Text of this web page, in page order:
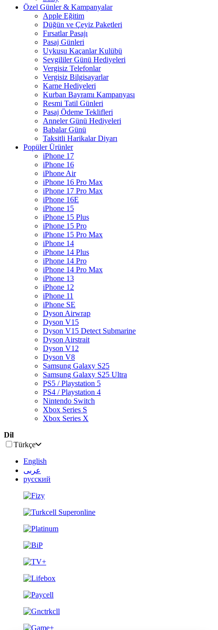
Özel Günler & Kampanyalar
Apple Eğitim
Düğün ve Çeyiz Paketleri
Fırsatlar Pasajı
Pasaj Günleri
Uykusu Kaçanlar Kulübü
Sevgililer Günü Hediyeleri
Vergisiz Telefonlar
Vergisiz Bilgisayarlar
Karne Hediyeleri
Kurban Bayramı Kampanyası
Resmi Tatil Günleri
Pasaj Ödeme Teklifleri
Anneler Günü Hediyeleri
Babalar Günü
Taksitli Harikalar Diyarı
Popüler Ürünler
iPhone 17
iPhone 16
iPhone Air
iPhone 16 Pro Max
iPhone 17 Pro Max
iPhone 16E
iPhone 15
iPhone 15 Plus
iPhone 15 Pro
iPhone 15 Pro Max
iPhone 14
iPhone 14 Plus
iPhone 14 Pro
iPhone 14 Pro Max
iPhone 13
iPhone 12
iPhone 11
iPhone SE
Dyson Airwrap
Dyson V15
Dyson V15 Detect Submarine
Dyson Airstrait
Dyson V12
Dyson V8
Samsung Galaxy S25
Samsung Galaxy S25 Ultra
PS5 / Playstation 5
PS4 / Playstation 4
Nintendo Switch
Xbox Series S
Xbox Series X
Dil
Türkçe
English
عربى
русский